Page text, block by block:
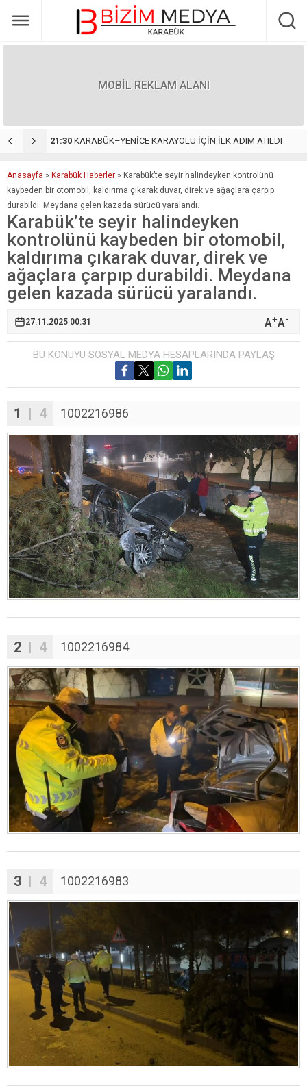
MOBİL REKLAM ALANI
ATILDI 22:55 Yöresel Lezzetleri Türkiye’nin Dört Bir Yanına Taşıyan Başarı Hikâyesi: Duman Organizasyon
Anasayfa » Karabük Haberler » Karabük’te seyir halindeyken kontrolünü
kaybeden bir otomobil, kaldırıma çıkarak duvar, direk ve ağaçlara çarpıp
durabildi. Meydana gelen kazada sürücü yaralandı.
Karabük’te seyir halindeyken
kontrolünü kaybeden bir otomobil,
kaldırıma çıkarak duvar, direk ve
ağaçlara çarpıp durabildi. Meydana
gelen kazada sürücü yaralandı.
27.11.2025 00:31 A+A-
BU KONUYU SOSYAL MEDYA HESAPLARINDA PAYLAŞ
1 | 4 1002216986
2 | 4 1002216984
3 | 4 1002216983